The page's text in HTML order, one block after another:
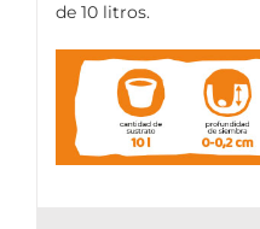
de 10 litros.